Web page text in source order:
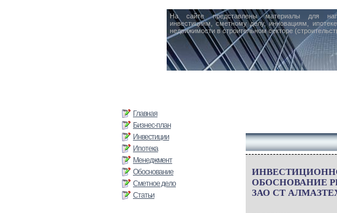
На сайте представлены материалы для
инвестициям, сметному делу, инновациям,
недвижимости в строительном секторе
Главная
Бизнес-план
Инвестиции
Ипотека
Менеджмент
Обоснование
Сметное дело
Статьи
ОБОСНОВАНИЕ
ЗАО СТ